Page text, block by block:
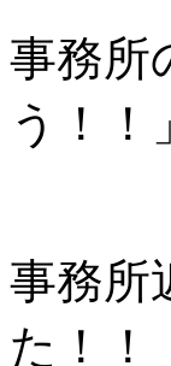
事務所
う！！
事務所
た！！